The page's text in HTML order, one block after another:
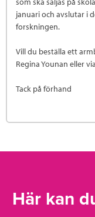
januari och avslutar i
forskningen.
Vill du beställa ett
Regina Younan eller
Tack på förhand
Här kan